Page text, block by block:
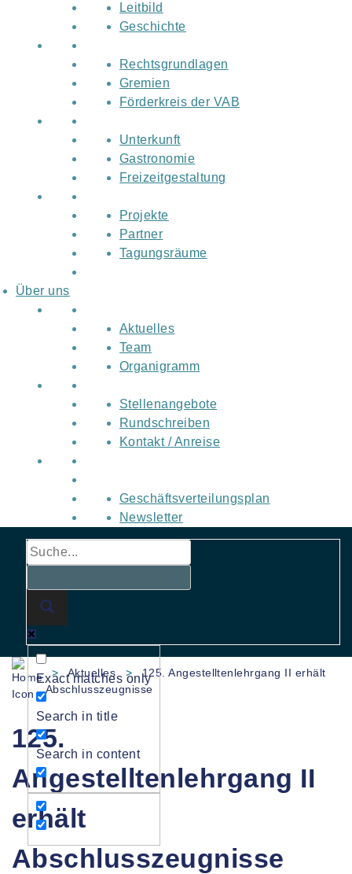
Leitbild
Geschichte
Rechtsgrundlagen
Gremien
Förderkreis der VAB
Unterkunft
Gastronomie
Freizeitgestaltung
Projekte
Partner
Tagungsräume
Über uns
Aktuelles
Team
Organigramm
Stellenangebote
Rundschreiben
Kontakt / Anreise
Geschäftsverteilungsplan
Newsletter
Exact matches only
Search in title
Search in content
> Aktuelles >
125. Angestelltenlehrgang II erhält
Abschlusszeugnisse
125.
Angestelltenlehrgang II
erhält
Abschlusszeugnisse